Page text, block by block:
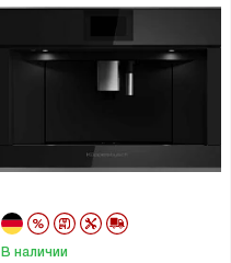
В наличии